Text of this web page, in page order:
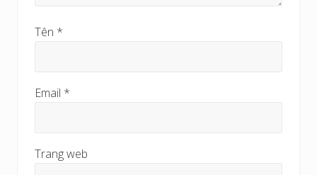
Tên *
Email *
Trang web